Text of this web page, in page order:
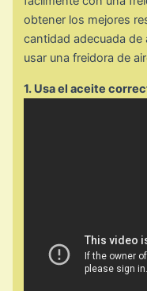
obtener los mejores
cantidad adecuada de
usar una freidora de
1. Usa el aceite